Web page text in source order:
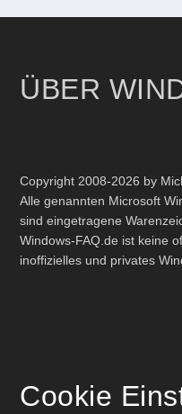
ÜBER
Copyright 2008-2026 by
Alle genannten Microsoft
sind eingetragene
Windows-FAQ.de ist keine
inoffizielles und privates
Cookie